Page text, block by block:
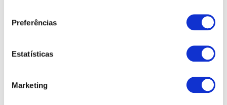
Preferências
Estatísticas
Marketing